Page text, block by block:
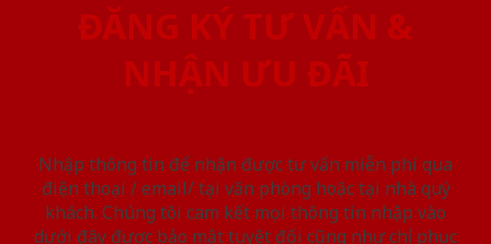
ĐĂNG KÝ TƯ VẤN &
NHẬN ƯU ĐÃI
Nhập thông tin để nhận được tư vấn miễn phí qua
điện thoại / email/ tại văn phòng hoặc tại nhà quý
khách. Chúng tôi cam kết mọi thông tin nhập vào
dưới đây được bảo mật tuyệt đối cũng như chỉ phục